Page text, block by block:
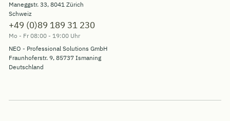
Maneggstr. 33, 8041 Zürich
Schweiz
+49 (0)89 189 31 230
Mo - Fr 08:00 - 19:00 Uhr
NEO - Professional Solutions GmbH
Fraunhoferstr. 9, 85737 Ismaning
Deutschland